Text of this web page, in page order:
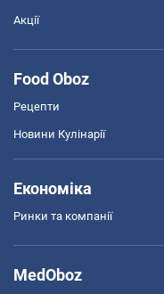
Акції
Food Oboz
Рецепти
Новини Кулінарії
Економіка
Ринки та компанії
MedOboz